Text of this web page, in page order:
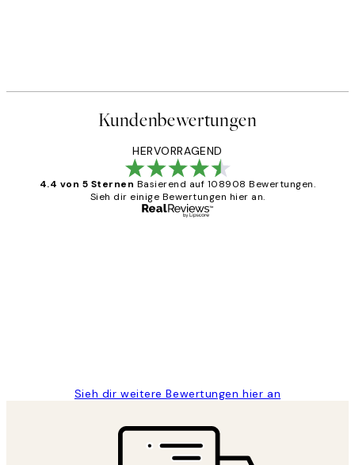
Kundenbewertungen
HERVORRAGEND
4.4 von 5 Sternen Basierend auf 108908 Bewertungen.
Sieh dir einige Bewertungen hier an.
Sieh dir weitere Bewertungen hier an